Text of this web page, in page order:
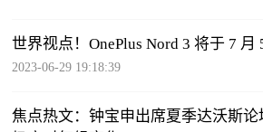
世界视点！OnePlus Nord 3 将于 7 月
2023-06-29 19:18:39
焦点热文：钟宝申出席夏季达沃斯